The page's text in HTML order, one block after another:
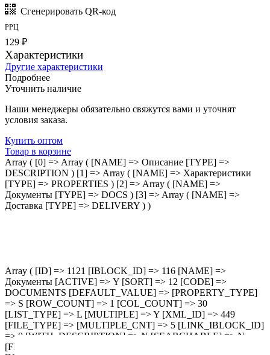
Сгенерировать QR-код
РРЦ
129 ₽
Характеристики
Другие характеристики
Подробнее
Уточнить наличие
Наши менеджеры обязательно свяжутся вами и уточнят
условия заказа.
Купить оптом
Товар в корзине
Array ( [0] => Array ( [NAME] => Описание [TYPE] =>
DESCRIPTION ) [1] => Array ( [NAME] => Характеристики
[TYPE] => PROPERTIES ) [2] => Array ( [NAME] =>
Документы [TYPE] => DOCS ) [3] => Array ( [NAME] =>
Доставка [TYPE] => DELIVERY ) )
Array ( [ID] => 1121 [IBLOCK_ID] => 116 [NAME] =>
Документы [ACTIVE] => Y [SORT] => 12 [CODE] =>
DOCUMENTS [DEFAULT_VALUE] => [PROPERTY_TYPE]
=> S [ROW_COUNT] => 1 [COL_COUNT] => 30
[LIST_TYPE] => L [MULTIPLE] => Y [XML_ID] => 449
[FILE_TYPE] => [MULTIPLE_CNT] => 5 [LINK_IBLOCK_ID]
=> 0 [WITH_DESCRIPTION] => N [SEARCHABLE] => N
[FILTRABLE] => N [IS_REQUIRED] => N [VERSION] => 1